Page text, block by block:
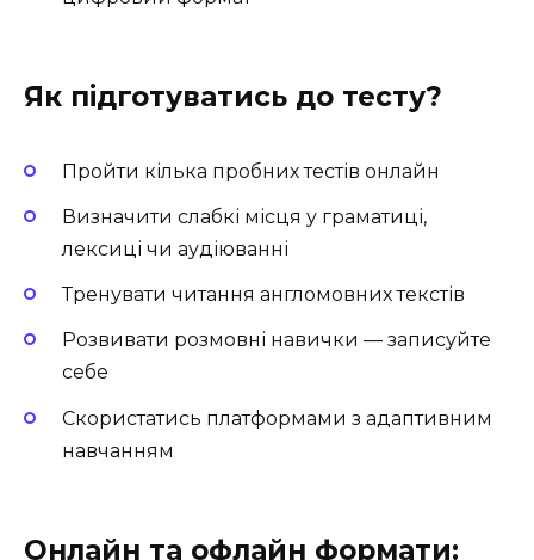
Як підготуватись до тесту?
Пройти кілька пробних тестів онлайн
Визначити слабкі місця у граматиці,
лексиці чи аудіюванні
Тренувати читання англомовних текстів
Розвивати розмовні навички — записуйте
себе
Скористатись платформами з адаптивним
навчанням
Онлайн та офлайн формати: